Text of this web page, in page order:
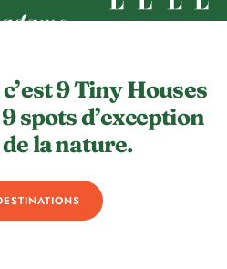
9 Tiny Houses
spots d’exception
la nature.